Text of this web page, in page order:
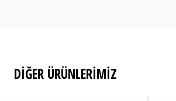
DİĞER ÜRÜNLERİMİZ